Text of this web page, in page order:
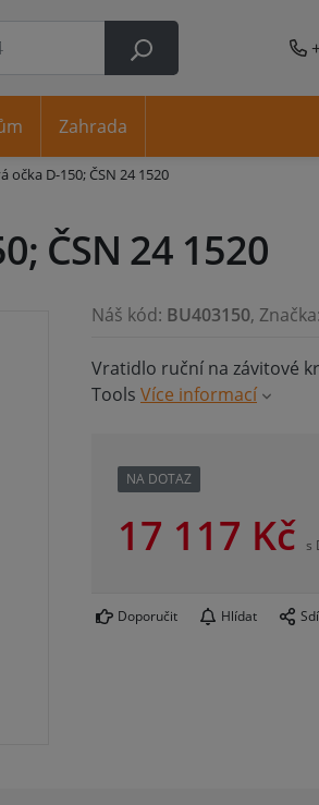
D-150; ČSN 24 1520
ČSN 24 1520
Náš kód: BU403150, Značka:
Vratidlo ruční na závitové
Tools Více informací
NA DOTAZ
17 117 Kč s
Doporučit Hlídat
Zahrada